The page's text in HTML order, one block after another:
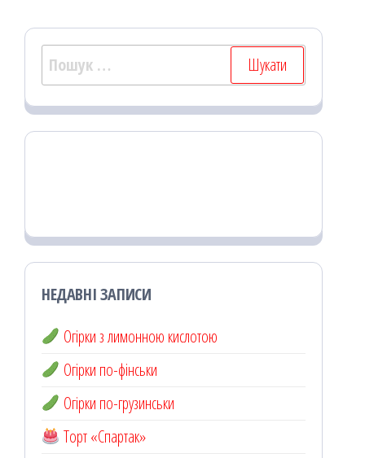
Пошук:
НЕДАВНІ ЗАПИСИ
Огірки з лимонною кислотою
Огірки по-фінськи
Огірки по-грузинськи
Торт «Спартак»